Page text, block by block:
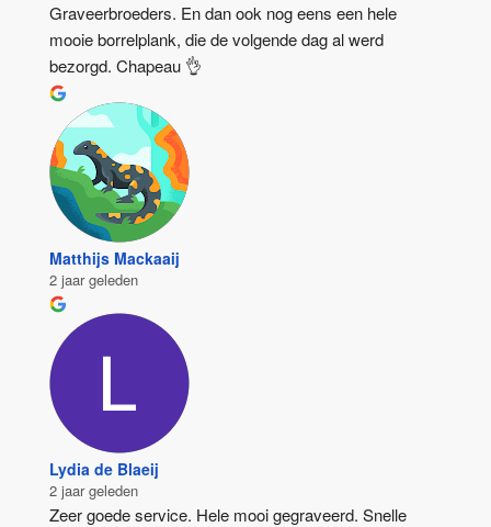
Graveerbroeders. En dan ook nog eens een hele
mooie borrelplank, die de volgende dag al werd
bezorgd. Chapeau 👌
Matthijs Mackaaij
2 jaar geleden
Lydia de Blaeij
2 jaar geleden
Zeer goede service. Hele mooi gegraveerd. Snelle